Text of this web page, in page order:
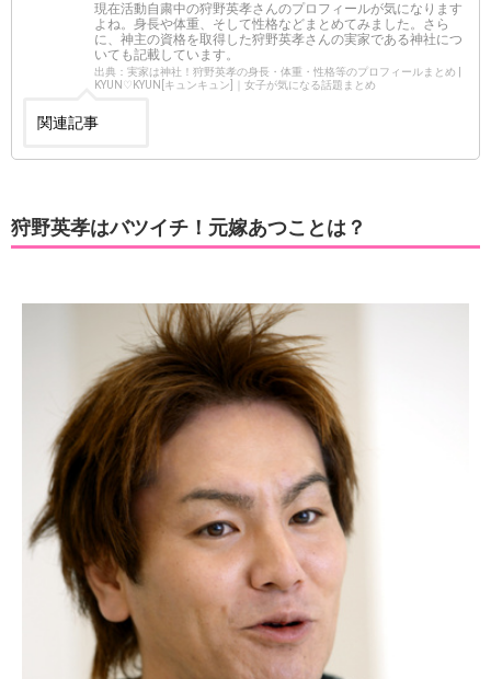
現在活動自粛中の狩野英孝さんのプロフィールが気になります
よね。身長や体重、そして性格などまとめてみました。さら
に、神主の資格を取得した狩野英孝さんの実家である神社につ
いても記載しています。
出典：実家は神社！狩野英孝の身長・体重・性格等のプロフィールまとめ |
KYUN♡KYUN[キュンキュン]｜女子が気になる話題まとめ
関連記事
狩野英孝はバツイチ！元嫁あつことは？